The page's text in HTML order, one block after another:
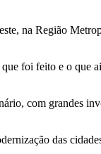
na Região
foi feito e o que
com grandes
das